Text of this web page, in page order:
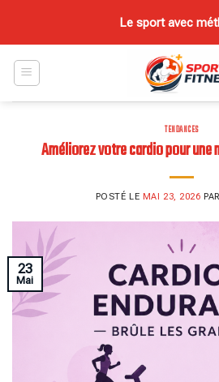
content
Le sport avec
TENDANCES
Améliorez votre cardio pour une
POSTÉ LE MAI 23, 2026
23
Mai